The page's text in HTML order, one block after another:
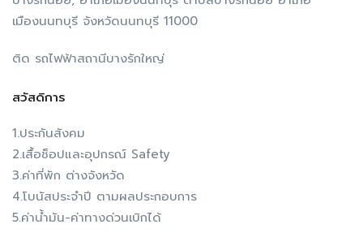
เมืองนนทบุรี จังหวัดนนทบุรี 11000
ติด รถไฟฟ้าสถานีบางรักใหญ่
สวัสดิการ
1.ประกันสังคม
2.เสื้อช็อปและอุปกรณ์ Safety
3.ค่าที่พัก ต่างจังหวัด
4.โบนัสประจำปี ตามผลประกอบการ
5.ค่าน้ำมัน-ค่าทางด่วนเบิกได้